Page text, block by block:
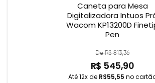
Caneta para Mesa
Digitalizadora Intuos
Wacom KP13200D
Pen
De R$ 813,36
R$ 545,90
Até 12x de R$55,55 no